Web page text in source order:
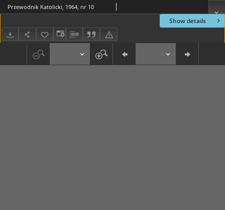
Show details
Przewodnik Katolicki, 1964, nr 10